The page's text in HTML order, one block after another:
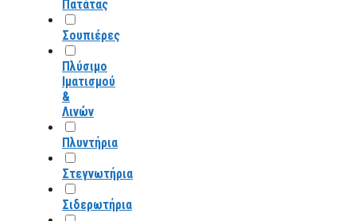
Πατάτας
Σουπιέρες
Πλύσιμο
Ιματισμού
&
Λινών
Πλυντήρια
Στεγνωτήρια
Σιδερωτήρια